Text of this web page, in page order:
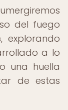
del fuego
, explorando
a lo
una huella
de estas